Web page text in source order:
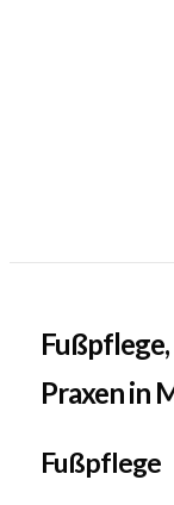
Praxen in
Fußpflege